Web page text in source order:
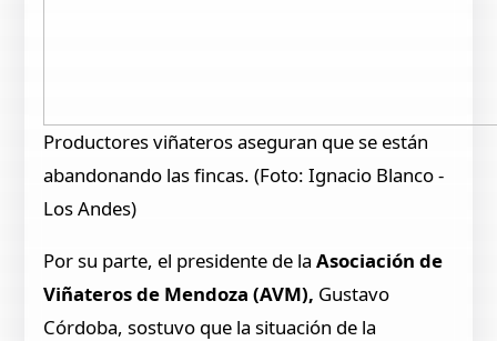
Productores viñateros aseguran que se están
abandonando las fincas. (Foto: Ignacio Blanco -
Los Andes)
Por su parte, el presidente de laAsociación de
Viñateros de Mendoza (AVM), Gustavo
Córdoba, sostuvo que la situación de la